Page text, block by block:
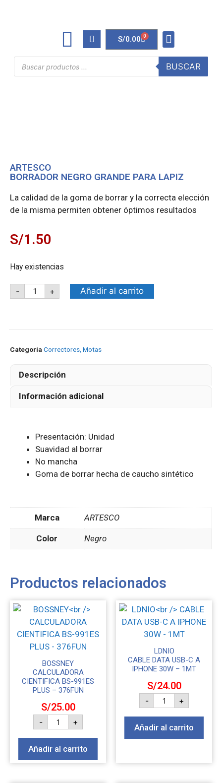
S/0.00 0
BUSCAR
ARTESCO
BORRADOR NEGRO GRANDE PARA LAPIZ
La calidad de la goma de borrar y la correcta elección
de la misma permiten obtener óptimos resultados
S/1.50
Hay existencias
- + Añadir al carrito
Categoría Correctores, Motas
Descripción
Información adicional
Presentación: Unidad
Suavidad al borrar
No mancha
Goma de borrar hecha de caucho sintético
Marca ARTESCO
Color Negro
Productos relacionados
BOSSNEY
CALCULADORA
CIENTIFICA BS-991ES
PLUS – 376FUN
S/25.00
- +
Añadir al carrito
LDNIO
CABLE DATA USB-C A
IPHONE 30W – 1MT
S/24.00
- +
Añadir al carrito